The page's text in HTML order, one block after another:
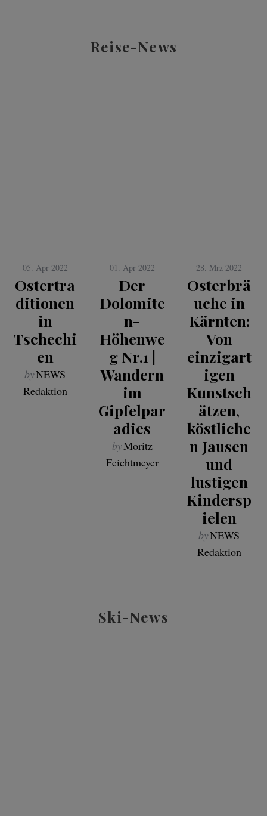
Reise-News
05. Apr 2022
Ostertra
ditionen
in
Tschechi
en
byNEWS
Redaktion
01. Apr 2022
Der
Dolomite
n-
Höhenwe
g Nr.1 |
Wandern
im
Gipfelpar
adies
byMoritz
Feichtmeyer
28. Mrz 2022
Osterbrä
uche in
Kärnten:
Von
einzigart
igen
Kunstsch
ätzen,
köstliche
n Jausen
und
lustigen
Kindersp
ielen
byNEWS
Redaktion
Ski-News